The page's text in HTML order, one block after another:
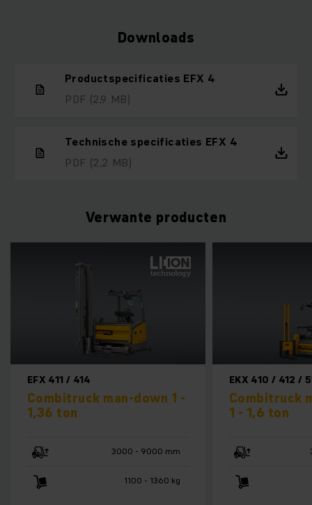
Downloads
Productspecificaties EFX 4
PDF (2,9 MB)
Technische specificaties EFX 4
PDF (2,2 MB)
Verwante producten
EFX 411 / 414
Combitruck man-down 1 -
1,36 ton
3000 - 9000 mm
1100 - 1360 kg
EKX 410 / 412 /
Combitruck
1 - 1,6 ton